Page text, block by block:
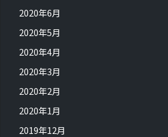
2020年6月
2020年5月
2020年4月
2020年3月
2020年2月
2020年1月
2019年12月